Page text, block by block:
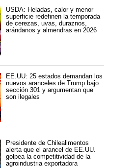
USDA: Heladas, calor y menor
superficie redefinen la temporada
de cerezas, uvas, duraznos,
arándanos y almendras en 2026
EE.UU: 25 estados demandan los
nuevos aranceles de Trump bajo
sección 301 y argumentan que
son ilegales
Presidente de Chilealimentos
alerta que el arancel de EE.UU.
golpea la competitividad de la
agroindustria exportadora